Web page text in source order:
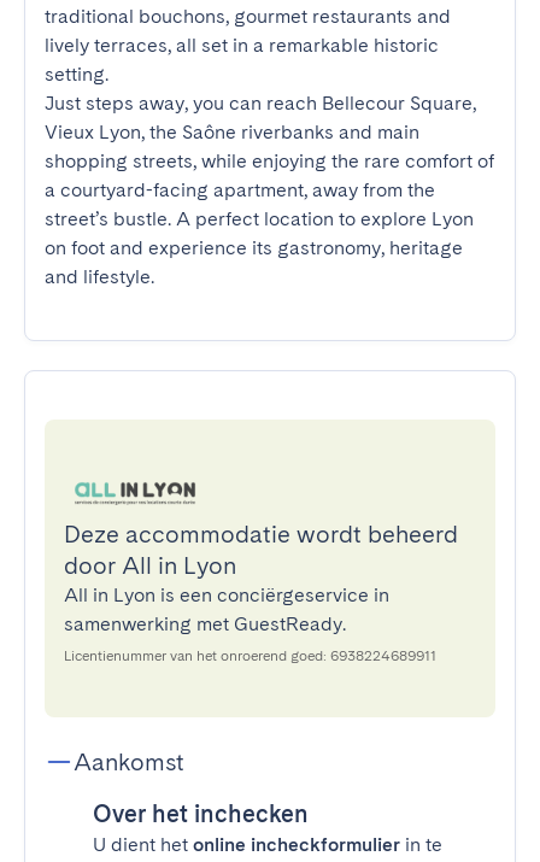
traditional bouchons, gourmet restaurants and
lively terraces, all set in a remarkable historic
setting.
Just steps away, you can reach Bellecour Square,
Vieux Lyon, the Saône riverbanks and main
shopping streets, while enjoying the rare comfort of
a courtyard-facing apartment, away from the
street’s bustle. A perfect location to explore Lyon
on foot and experience its gastronomy, heritage
and lifestyle.
Deze accommodatie wordt beheerd
door All in Lyon
All in Lyon is een conciërgeservice in
samenwerking met GuestReady.
Licentienummer van het onroerend goed: 6938224689911
Aankomst
Over het inchecken
U dient het online incheckformulier in te